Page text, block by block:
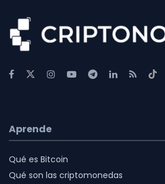
Aprende
Qué es Bitcoin
Qué son las criptomonedas